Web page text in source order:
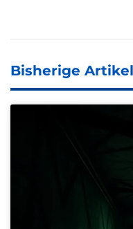
Bisherige Artikel